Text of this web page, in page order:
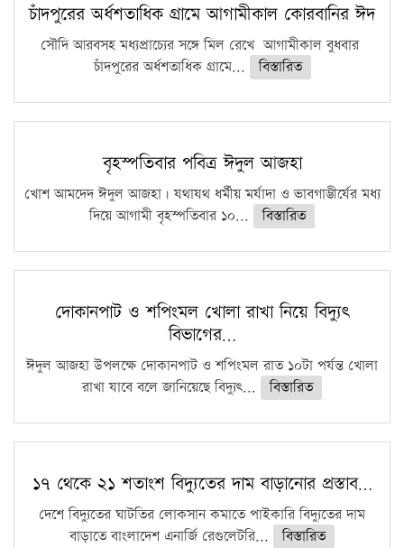
চাঁদপুরের অর্ধশতাধিক গ্রামে আগামীকাল কোরবানির ঈদ
সৌদি আরবসহ মধ্যপ্রাচ্যের সঙ্গে মিল রেখে আগামীকাল বুধবার
চাঁদপুরের অর্ধশতাধিক গ্রামে...
বিস্তারিত
বৃহস্পতিবার পবিত্র ঈদুল আজহা
খোশ আমদেদ ঈদুল আজহা। যথাযথ ধর্মীয় মর্যাদা ও ভাবগাম্ভীর্যের মধ্য
দিয়ে আগামী বৃহস্পতিবার ১০...
বিস্তারিত
দোকানপাট ও শপিংমল খোলা রাখা নিয়ে বিদ্যুৎ
বিভাগের…
ঈদুল আজহা উপলক্ষে দোকানপাট ও শপিংমল রাত ১০টা পর্যন্ত খোলা
রাখা যাবে বলে জানিয়েছে বিদ্যুৎ...
বিস্তারিত
১৭ থেকে ২১ শতাংশ বিদ্যুতের দাম বাড়ানোর প্রস্তাব…
দেশে বিদ্যুতের ঘাটতির লোকসান কমাতে পাইকারি বিদ্যুতের দাম
বাড়াতে বাংলাদেশ এনার্জি রেগুলেটরি...
বিস্তারিত